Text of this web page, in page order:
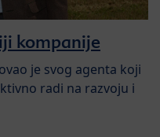
kompanije
je svog agenta koji
radi na razvoju i